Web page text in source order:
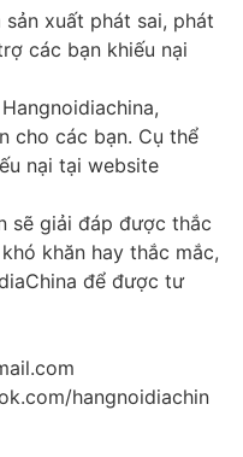
xuất phát sai, phát
các bạn khiếu nại
cho các bạn. Cụ thể
nại tại website
sẽ giải đáp được thắc
khăn hay thắc mắc,
để được tư
hangnoidiachin